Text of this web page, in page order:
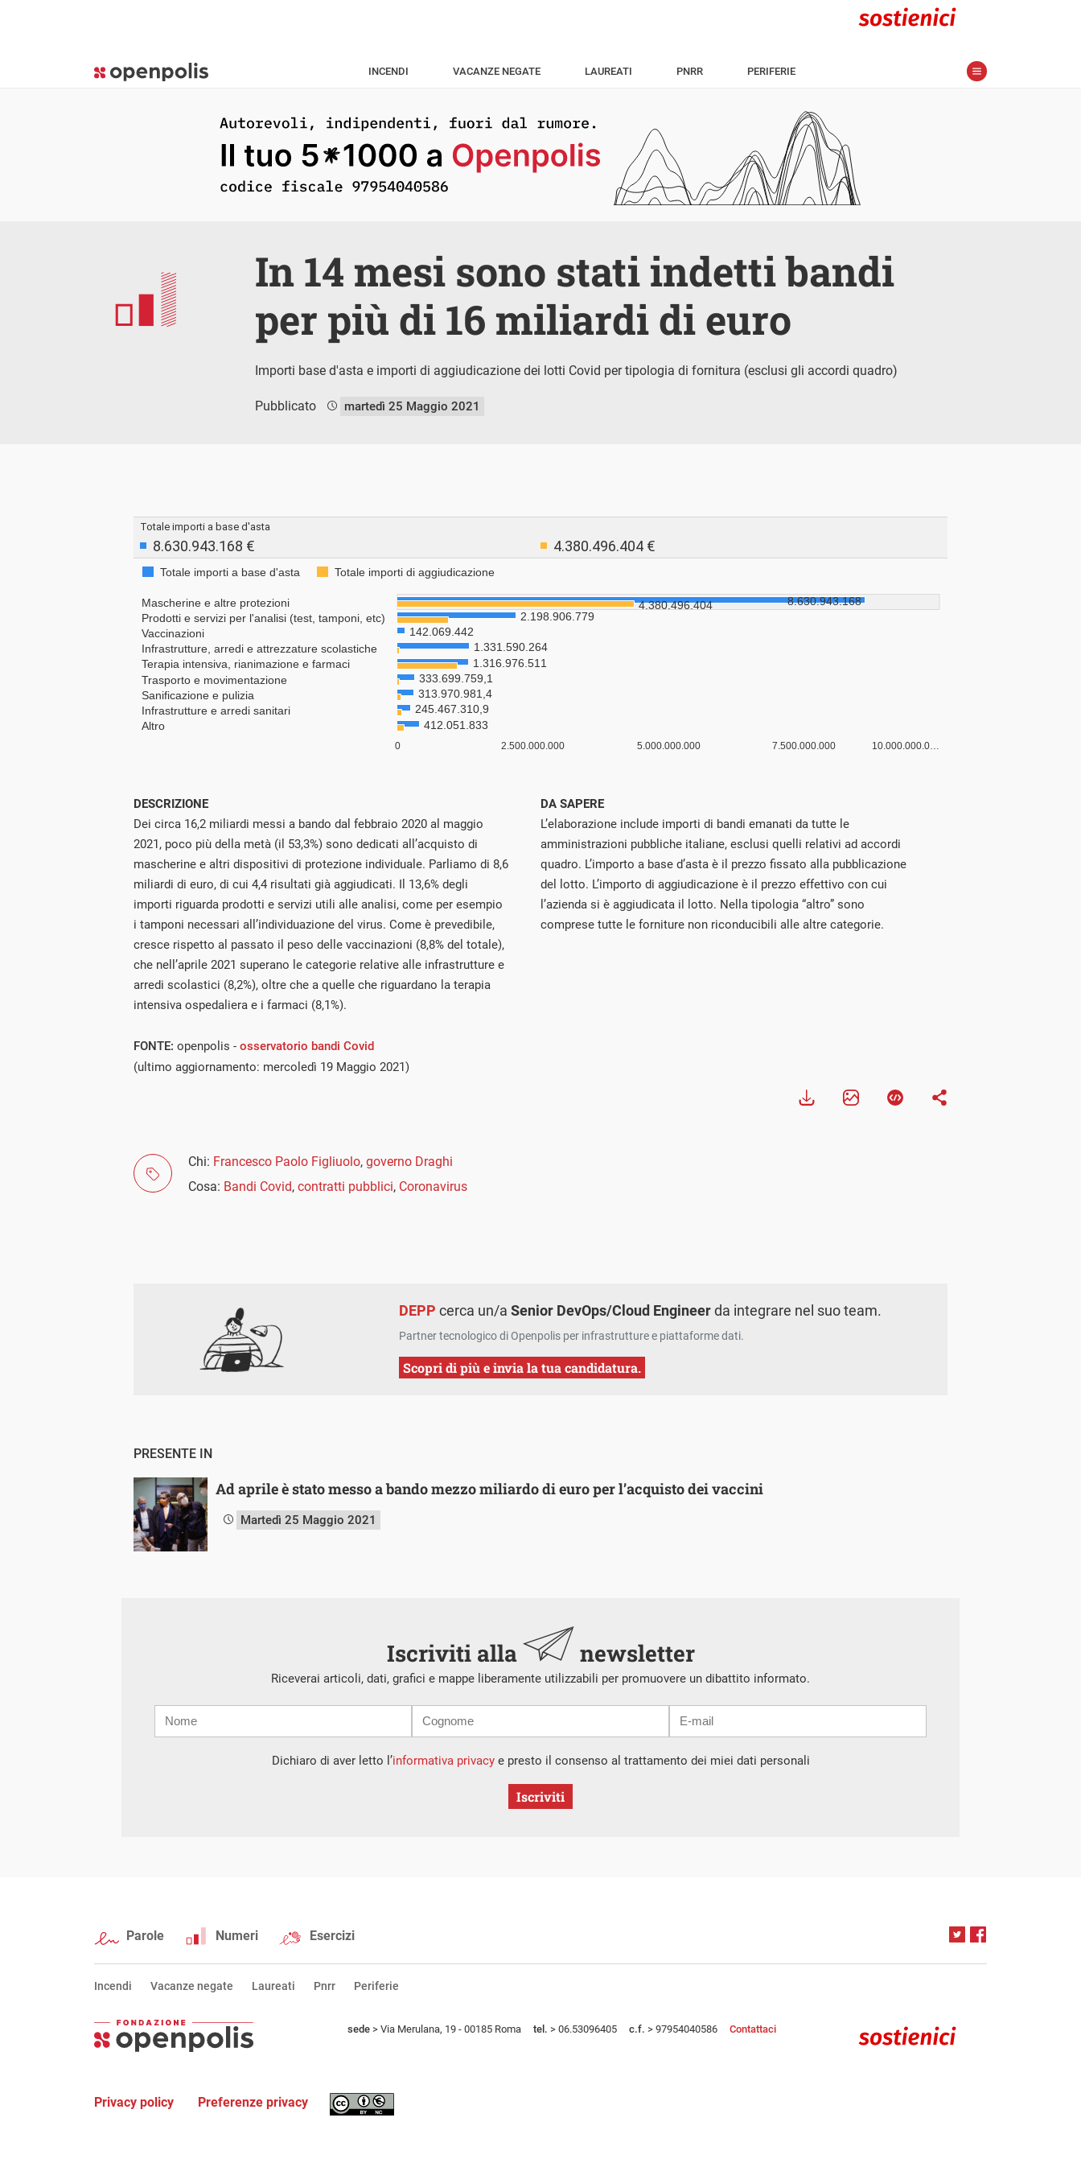
INCENDI VACANZE NEGATE LAUREATI PNRR PERIFERIE
In 14 mesi sono stati indetti bandi
per più di 16 miliardi di euro
Importi base d'asta e importi di aggiudicazione dei lotti Covid per tipologia di fornitura (esclusi gli accordi quadro)
Pubblicato martedì 25 Maggio 2021
DESCRIZIONE
Dei circa 16,2 miliardi messi a bando dal febbraio 2020 al maggio
2021, poco più della metà (il 53,3%) sono dedicati all’acquisto di
mascherine e altri dispositivi di protezione individuale. Parliamo di 8,6
miliardi di euro, di cui 4,4 risultati già aggiudicati. Il 13,6% degli
importi riguarda prodotti e servizi utili alle analisi, come per esempio
i tamponi necessari all’individuazione del virus. Come è prevedibile,
cresce rispetto al passato il peso delle vaccinazioni (8,8% del totale),
che nell’aprile 2021 superano le categorie relative alle infrastrutture e
arredi scolastici (8,2%), oltre che a quelle che riguardano la terapia
intensiva ospedaliera e i farmaci (8,1%).
DA SAPERE
L’elaborazione include importi di bandi emanati da tutte le
amministrazioni pubbliche italiane, esclusi quelli relativi ad accordi
quadro. L’importo a base d’asta è il prezzo fissato alla pubblicazione
del lotto. L’importo di aggiudicazione è il prezzo effettivo con cui
l’azienda si è aggiudicata il lotto. Nella tipologia “altro” sono
comprese tutte le forniture non riconducibili alle altre categorie.
FONTE: openpolis - osservatorio bandi Covid
(ultimo aggiornamento: mercoledì 19 Maggio 2021)
Chi: Francesco Paolo Figliuolo, governo Draghi
Cosa: Bandi Covid, contratti pubblici, Coronavirus
DEPP cerca un/aSenior DevOps/Cloud Engineerda integrare nel suo team.
Partner tecnologico di Openpolis per infrastrutture e piattaforme dati.
Scopri di più e invia la tua candidatura.
PRESENTE IN
Ad aprile è stato messo a bando mezzo miliardo di euro per l’acquisto dei vaccini
Martedì 25 Maggio 2021
Iscriviti alla newsletter
Riceverai articoli, dati, grafici e mappe liberamente utilizzabili per promuovere un dibattito informato.
mail
Dichiaro di aver letto l’informativa privacye presto il consenso al trattamento dei miei dati personali
Iscriviti
Parole Numeri Esercizi
Incendi Vacanze negate Laureati Pnrr Periferie
sede > Via Merulana, 19 - 00185 Roma tel. > 06.53096405 c.f. > 97954040586 Contattaci
Privacy policy Preferenze privacy